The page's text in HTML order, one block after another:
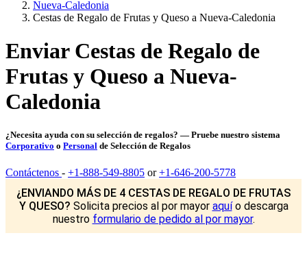
Nueva-Caledonia
Cestas de Regalo de Frutas y Queso a Nueva-Caledonia
Enviar Cestas de Regalo de
Frutas y Queso a Nueva-
Caledonia
¿Necesita ayuda con su selección de regalos? — Pruebe nuestro sistema
Corporativo o Personal de Selección de Regalos
Contáctenos - +1-888-549-8805 or+1-646-200-5778
¿ENVIANDO MÁS DE 4 CESTAS DE REGALO DE FRUTAS
Y QUESO? Solicita precios al por mayor aquío descarga
nuestro formulario de pedido al por mayor.